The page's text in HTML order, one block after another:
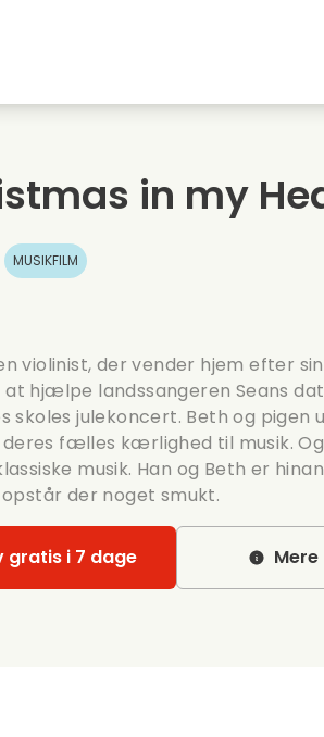
film
Romantiske serier
in my
MUSIKFILM
violinist, der vender hjem efter
hjælpe landssangeren Seans
skoles julekoncert. Beth og pigen
fælles kærlighed til musik.
musik. Han og Beth er
der noget smukt.
gratis i 7 dage